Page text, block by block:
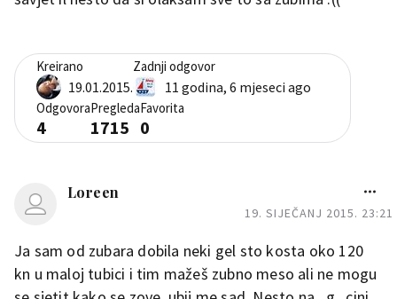
Kreirano
19.01.2015.
Zadnji odgovor
11 godina, 6 mjeseci ago
Odgovora
4
Pregleda
1715
Favorita
0
Loreen
19. SIJEČANJ 2015. 23:21
Ja sam od zubara dobila neki gel sto kosta oko 120
kn u maloj tubici i tim mažeš zubno meso ali ne mogu